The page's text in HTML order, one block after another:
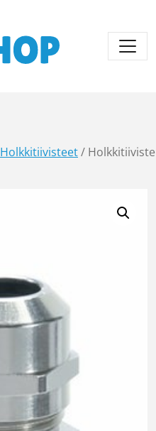
Holkkitiivisteet/ Holkkitiiviste